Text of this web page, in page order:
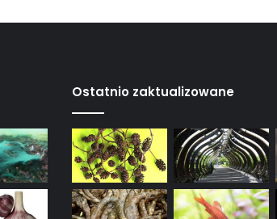
Ostatnio zaktualizowane